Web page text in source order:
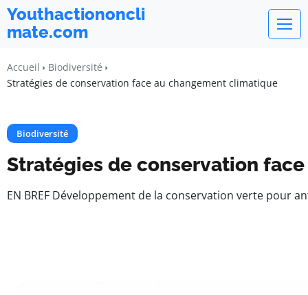
Youthactiononcli
mate.com
Accueil
Biodiversité
Stratégies de conservation face au changement climatique
Biodiversité
Stratégies de conservation
EN BREF Développement de la conservation verte pour